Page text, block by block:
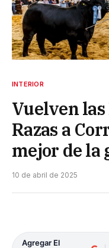
INTERIOR
Vuelven
Razas a
mejor de la
10 de abril de 2025
Agregar El